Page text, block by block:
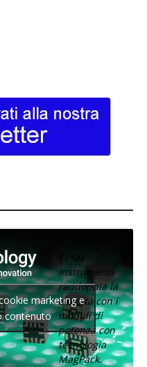
Texas
Instruments
raddoppia la
densità con i
moduli di
potenza con
tecnologia
MagPack.
marketing e
contenuto